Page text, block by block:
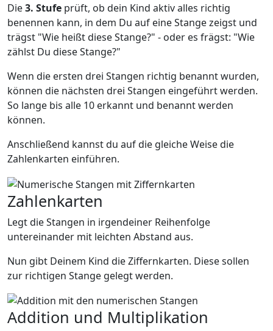
Die3. Stufe prüft, ob dein Kind aktiv alles richtig
benennen kann, in dem Du auf eine Stange zeigst und
trägst "Wie heißt diese Stange?" - oder es frägst: "Wie
zählst Du diese Stange?"
Wenn die ersten drei Stangen richtig benannt wurden,
können die nächsten drei Stangen eingeführt werden.
So lange bis alle 10 erkannt und benannt werden
können.
Anschließend kannst du auf die gleiche Weise die
Zahlenkarten einführen.
Zahlenkarten
Legt die Stangen in irgendeiner Reihenfolge
untereinander mit leichten Abstand aus.
Nun gibt Deinem Kind die Ziffernkarten. Diese sollen
zur richtigen Stange gelegt werden.
Addition und Multiplikation